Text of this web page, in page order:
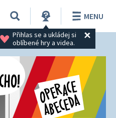
Přihlas se a ukládej si
oblíbené hry a videa.
MENU